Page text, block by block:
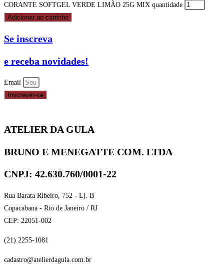
CORANTE SOFTGEL VERDE LIMÃO 25G MIX quantidade
Adicionar ao carrinho
Se inscreva
e receba novidades!
Email
Inscrever-se
ATELIER DA GULA
BRUNO E MENEGATTE COM. LTDA
CNPJ: 42.630.760/0001-22
Rua Barata Ribeiro, 752 - Lj. B
Copacabana - Rio de Janeiro / RJ
CEP: 22051-002
(21) 2255-1081
cadastro@atelierdagula.com.br